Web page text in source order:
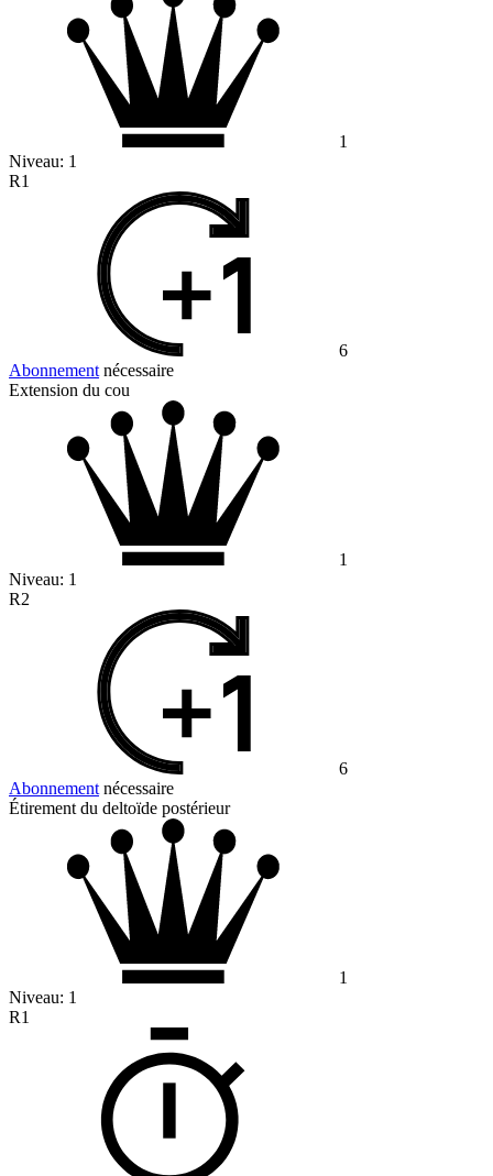
1
Niveau: 1
R1
6
Abonnement nécessaire
Extension du cou
1
Niveau: 1
R2
6
Abonnement nécessaire
Étirement du deltoïde postérieur
1
Niveau: 1
R1